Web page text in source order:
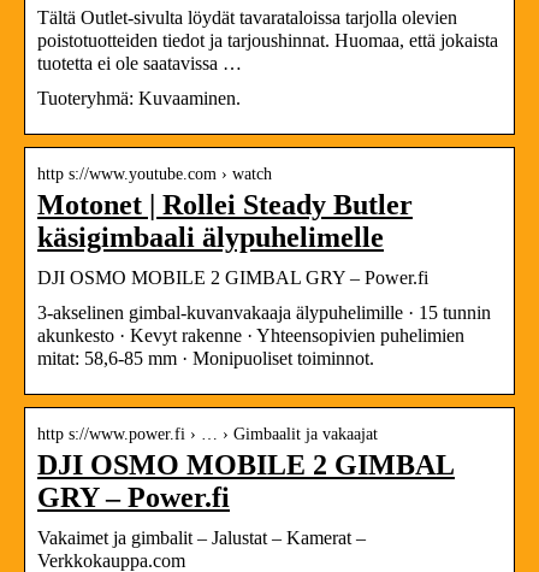
Tältä Outlet-sivulta löydät tavarataloissa tarjolla olevien
poistotuotteiden tiedot ja tarjoushinnat. Huomaa, että jokaista
tuotetta ei ole saatavissa …
Tuoteryhmä: Kuvaaminen.
http s://www.youtube.com › watch
Motonet | Rollei Steady Butler
käsigimbaali älypuhelimelle
DJI OSMO MOBILE 2 GIMBAL GRY – Power.fi
3-akselinen gimbal-kuvanvakaaja älypuhelimille · 15 tunnin
akunkesto · Kevyt rakenne · Yhteensopivien puhelimien
mitat: 58,6-85 mm · Monipuoliset toiminnot.
http s://www.power.fi › … › Gimbaalit ja vakaajat
DJI OSMO MOBILE 2 GIMBAL
GRY – Power.fi
Vakaimet ja gimbalit – Jalustat – Kamerat –
Verkkokauppa.com